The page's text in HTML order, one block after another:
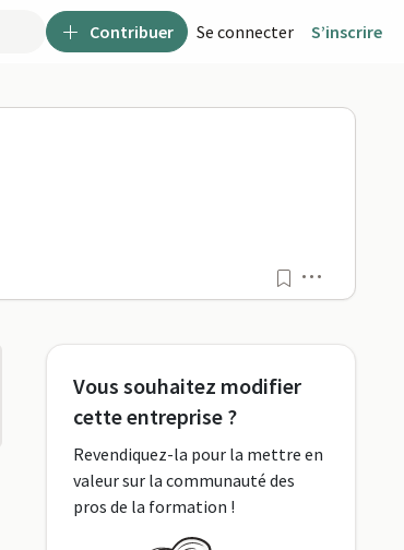
Contribuer Se connecter S’inscrire
Vous souhaitez modifier
cette entreprise ?
Revendiquez-la pour la mettre en
valeur sur la communauté des
pros de la formation !